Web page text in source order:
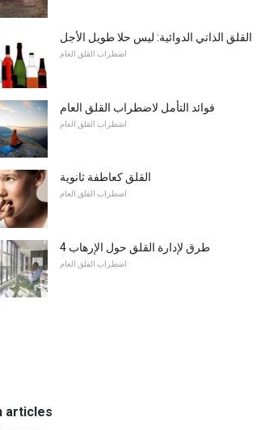
القلق الذاتي الدوائية: ليس حلا طويل الأجل
اضطراب القلق العام
فوائد التأمل لاضطراب القلق العام
اضطراب القلق العام
القلق كعاطفة ثانوية
اضطراب القلق العام
4 طرق لإدارة القلق حول الإرهاب
اضطراب القلق العام
articles